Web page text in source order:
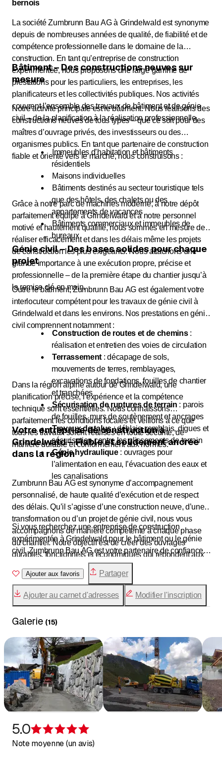
bernois
La société Zumbrunn Bau AG à Grindelwald est synonyme
depuis de nombreuses années de qualité, de fiabilité et de
compétence professionnelle dans le domaine de la
construction. En tant qu’entreprise de construction
expérimentée, nous proposons une large gamme de
prestations pour les particuliers, les entreprises, les
planificateurs et les collectivités publiques. Nos activités
couvrent l’ensemble des travaux de bâtiment et de génie
civil – de la planification à la réalisation professionnelle.
Bâtiment – Des constructions neuves sur
mesure
Notre activité principale est le bâtiment. Nous réalisons des
constructions neuves de tous types – que ce soit pour des
maîtres d’ouvrage privés, des investisseurs ou des
organismes publics. En tant que partenaire de construction
fiable et orienté vers le marché, nous construisons :
Immeubles d’habitation et bâtiments
résidentiels
Maisons individuelles
Bâtiments destinés au secteur touristique tels
que des hôtels, des chalets ou des
appartements de vacances
Bâtiments commerciaux et immeubles de
bureaux
Grâce à notre parc de machines moderne, à notre dépôt
parfaitement équipé à Grindelwald et à notre personnel
motivé et hautement qualifié, nous sommes en mesure de
réaliser efficacement et dans les délais même les projets
de construction les plus exigeants. Nous attachons une
grande importance à une exécution propre, précise et
professionnelle – de la première étape du chantier jusqu’à
la remise clé en main.
Génie civil – Des bases solides pour chaque
projet
Outre le bâtiment, Zumbrunn Bau AG est également votre
interlocuteur compétent pour les travaux de génie civil à
Grindelwald et dans les environs. Nos prestations en génie
civil comprennent notamment :
Construction de routes et de chemins:
réalisation et entretien des voies de circulation
Terrassement: décapage de sols,
mouvements de terres, remblayages,
excavations de fondations, fouilles de chantier
et tranchées
Sécurisation de ruptures de terrain : parois
de fouilles, murs de soutènement et ancrages
Travaux de talus: déblais, remblais, digues et
sécurisation contre les glissements de terrain
Génie hydraulique: ouvrages pour
l’alimentation en eau, l’évacuation des eaux et
les canalisations
Dans la région alpine autour de Grindelwald, une
planification précise, l’expérience et la compétence
technique sont essentielles. Nous connaissons
parfaitement les conditions locales et veillons à ce que
tous les travaux soient réalisés en toute sécurité, de
manière durable et conformément aux normes.
Votre entreprise de construction à
Grindelwald – Fiable et solidement ancrée
dans la région
Zumbrunn Bau AG est synonyme d’accompagnement
personnalisé, de haute qualité d’exécution et de respect
des délais. Qu’il s’agisse d’une construction neuve, d’une
transformation ou d’un projet de génie civil, nous vous
accompagnons de manière compétente à chaque phase
du chantier. Notre objectif est de créer des ouvrages
durables, fonctionnels et économiques qui répondent aux
exigences élevées de nos clients.
Si vous recherchez une entreprise de construction
expérimentée à Grindelwald pour le bâtiment ou le génie
civil, Zumbrunn Bau AG est votre partenaire de confiance
dans l’Oberland bernois. Contactez-nous – nous nous
réjouissons de votre projet.
Ajouter aux favoris Partager
Ajouter au carnet d'adresses Modifier l'inscription
Galerie (15)
5.0
Note moyenne (un avis)